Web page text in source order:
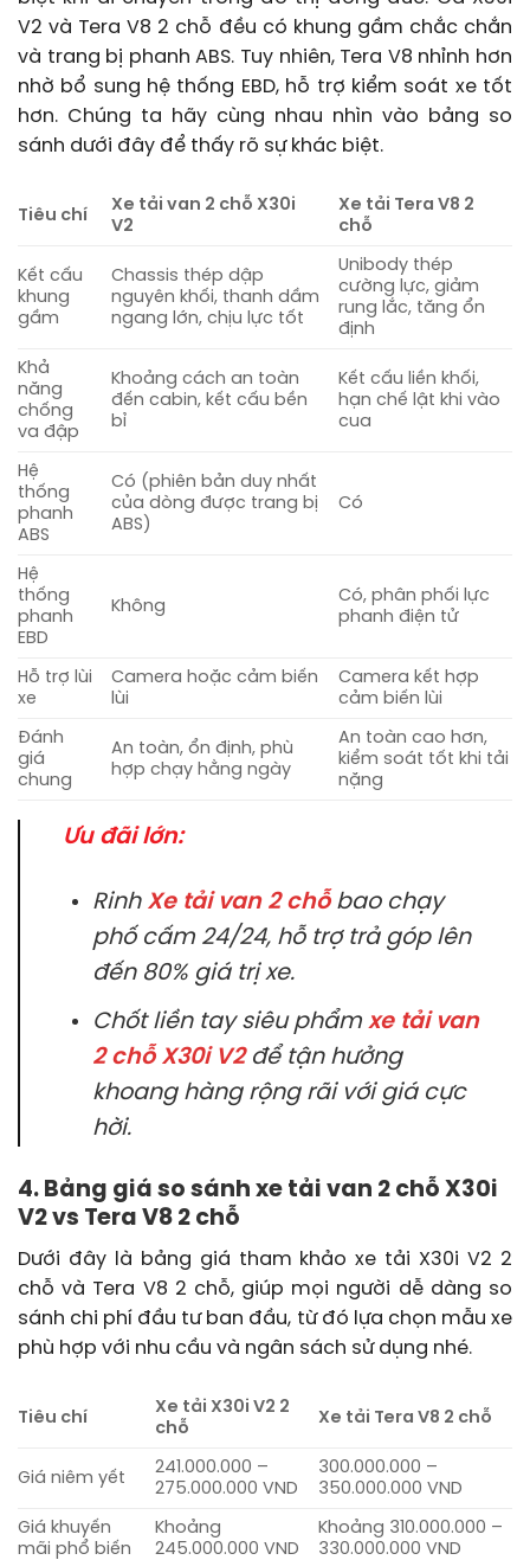
V2 và Tera V8 2 chỗ đều có khung gầm chắc chắn
và trang bị phanh ABS. Tuy nhiên, Tera V8 nhỉnh hơn
nhờ bổ sung hệ thống EBD, hỗ trợ kiểm soát xe tốt
hơn. Chúng ta hãy cùng nhau nhìn vào bảng so
sánh dưới đây để thấy rõ sự khác biệt.
Tiêu chí
Xe tải van 2 chỗ X30i
V2
Xe tải Tera V8 2
chỗ
Kết cấu
khung
gầm
Chassis thép dập
nguyên khối, thanh dầm
ngang lớn, chịu lực tốt
Unibody thép
cường lực, giảm
rung lắc, tăng ổn
định
Khả
năng
chống
va đập
Khoảng cách an toàn
đến cabin, kết cấu bền
bỉ
Kết cấu liền khối,
hạn chế lật khi vào
cua
Hệ
thống
phanh
ABS
Có (phiên bản duy nhất
của dòng được trang bị
ABS)
Có
Hệ
thống
phanh
EBD
Không
Có, phân phối lực
phanh điện tử
Hỗ trợ lùi
xe
Camera hoặc cảm biến
lùi
Camera kết hợp
cảm biến lùi
Đánh
giá
chung
An toàn, ổn định, phù
hợp chạy hằng ngày
An toàn cao hơn,
kiểm soát tốt khi tải
nặng
Ưu đãi lớn:
Rinh Xe tải van 2 chỗbao chạy
phố cấm 24/24, hỗ trợ trả góp lên
đến 80% giá trị xe.
Chốt liền tay siêu phẩm xe tải van
2 chỗ X30i V2để tận hưởng
khoang hàng rộng rãi với giá cực
hời.
4. Bảng giá so sánh xe tải van 2 chỗ X30i
V2 vs Tera V8 2 chỗ
Dưới đây là bảng giá tham khảo xe tải X30i V2 2
chỗ và Tera V8 2 chỗ, giúp mọi người dễ dàng so
sánh chi phí đầu tư ban đầu, từ đó lựa chọn mẫu xe
phù hợp với nhu cầu và ngân sách sử dụng nhé.
Tiêu chí
Xe tải X30i V2 2
chỗ
Xe tải Tera V8 2 chỗ
Giá niêm yết
241.000.000 –
275.000.000 VND
300.000.000 –
350.000.000 VND
Giá khuyến
mãi phổ biến
Khoảng
245.000.000 VND
Khoảng 310.000.000 –
330.000.000 VND